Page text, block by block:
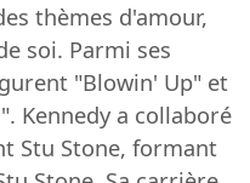
thèmes d'amour,
soi. Parmi ses
"Blowin' Up" et
Kennedy a collaboré
Stu Stone, formant